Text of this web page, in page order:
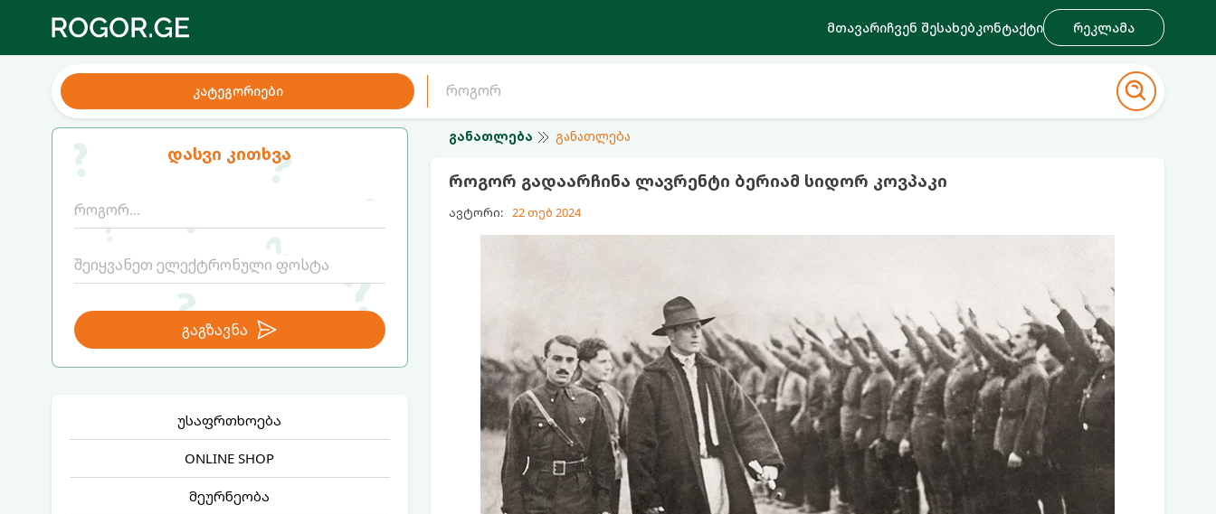
მთავარიჩვენ შესახებკონტაქტი რეკლამა
კატეგორიები
დასვი კითხვა
გაგზავნა
უსაფრთხოება
ONLINE SHOP
მეურნეობა
განათლება განათლება
როგორ გადაარჩინა ლავრენტი ბერიამ სიდორ კოვპაკი
ავტორი: 22 თებ 2024